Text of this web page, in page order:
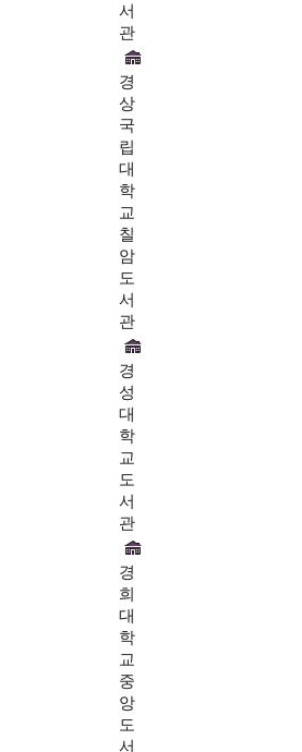
서
관
경
상
국
립
대
학
교
칠
암
도
서
관
경
성
대
학
교
도
서
관
경
희
대
학
교
중
앙
도
서